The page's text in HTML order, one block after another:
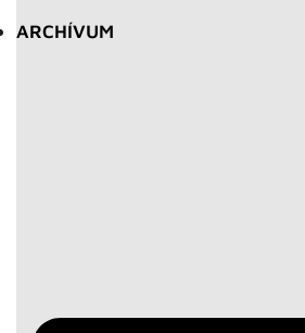
ARCHÍVUM